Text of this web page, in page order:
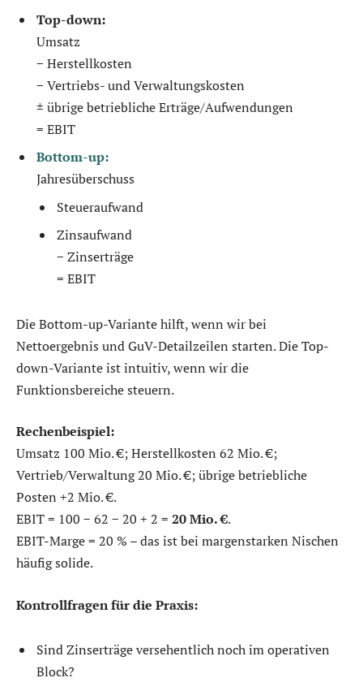
Top-down:
Umsatz
− Herstellkosten
− Vertriebs- und Verwaltungskosten
± übrige betriebliche Erträge/Aufwendungen
= EBIT
Bottom-up:
Jahresüberschuss
Steueraufwand
Zinsaufwand
− Zinserträge
= EBIT
Die Bottom-up-Variante hilft, wenn wir bei
Nettoergebnis und GuV-Detailzeilen starten. Die Top-
down-Variante ist intuitiv, wenn wir die
Funktionsbereiche steuern.
Rechenbeispiel:
Umsatz 100 Mio. €; Herstellkosten 62 Mio. €;
Vertrieb/Verwaltung 20 Mio. €; übrige betriebliche
Posten +2 Mio. €.
EBIT = 100 − 62 − 20 + 2 = 20 Mio. €.
EBIT-Marge = 20 % – das ist bei margenstarken Nischen
häufig solide.
Kontrollfragen für die Praxis:
Sind Zinserträge versehentlich noch im operativen
Block?